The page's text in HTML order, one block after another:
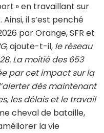
» en travaillant sur
il s’est penché
par Orange, SFR et
, ajoute-t-il, le réseau
La moitié des 653
par cet impact sur la
dès maintenant
les délais et le travail
cheval de bataille,
la vie